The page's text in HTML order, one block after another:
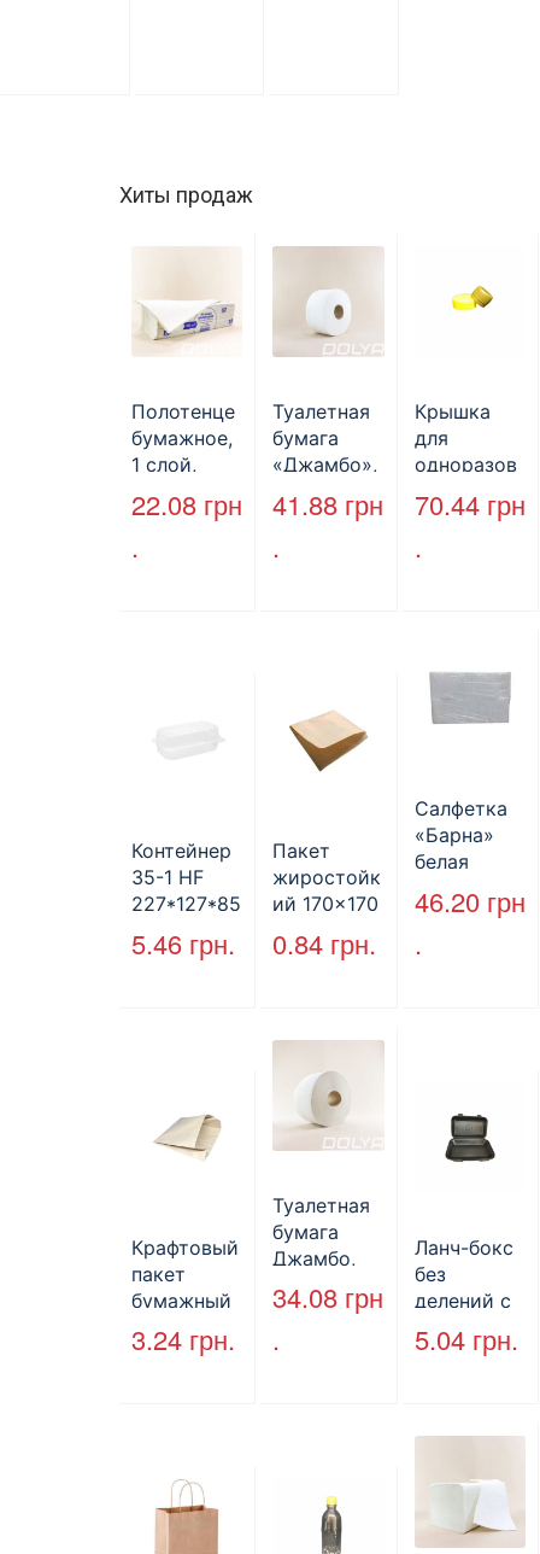
Хиты продаж
Полотенце
бумажное,
1 слой,
макулатура
, VV тип
22.08 грн
.
Туалетная
бумага
«Джамбо»,
B2B
Service,
41.88 грн
.
Крышка
для
одноразов
ой
бутылки,
70.44 грн
.
Контейнер
35-1 HF
227*127*85
мм
(1700мл)
5.46 грн.
Пакет
жиростойк
ий 170×170
мм, уголок,
коричневы
0.84 грн.
Салфетка
«Барна»
белая
PAPERO
500 шт (6/
46.20 грн
.
Крафтовый
пакет
бумажный
без ручек
170*140*50
3.24 грн.
Туалетная
бумага
Джамбо,
130 м.
34.08 грн
.
Ланч-бокс
без
делений с
крышкой
HP-10, 240
объем 1300
полистиро
л, черный,
250 шт./уп.
5.04 грн.